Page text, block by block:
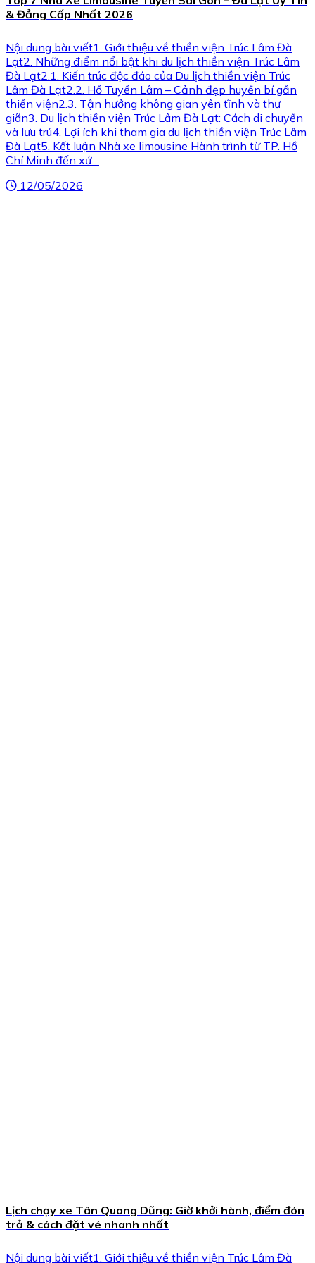
& Đẳng Cấp Nhất 2026
Nội dung bài viết1. Giới thiệu về thiền viện Trúc Lâm Đà
Lạt2. Những điểm nổi bật khi du lịch thiền viện Trúc Lâm
Đà Lạt2.1. Kiến trúc độc đáo của Du lịch thiền viện Trúc
Lâm Đà Lạt2.2. Hồ Tuyền Lâm – Cảnh đẹp huyền bí gần
thiền viện2.3. Tận hưởng không gian yên tĩnh và thư
giãn3. Du lịch thiền viện Trúc Lâm Đà Lạt: Cách di chuyển
và lưu trú4. Lợi ích khi tham gia du lịch thiền viện Trúc Lâm
Đà Lạt5. Kết luận Nhà xe limousine Hành trình từ TP. Hồ
Chí Minh đến xứ…
12/05/2026
Lịch chạy xe Tân Quang Dũng: Giờ khởi hành, điểm đón
trả & cách đặt vé nhanh nhất
Nội dung bài viết1. Giới thiệu về thiền viện Trúc Lâm Đà